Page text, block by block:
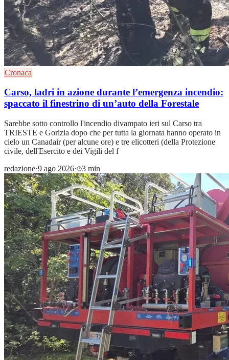
Cronaca
Carso, ladri in azione durante l’emergenza incendio:
spaccato il finestrino di un’auto della Forestale
Sarebbe sotto controllo l'incendio divampato ieri sul Carso tra
TRIESTE e Gorizia dopo che per tutta la giornata hanno operato in
cielo un Canadair (per alcune ore) e tre elicotteri (della Protezione
civile, dell'Esercito e dei Vigili del f
redazione·9 ago 2026· 3 min